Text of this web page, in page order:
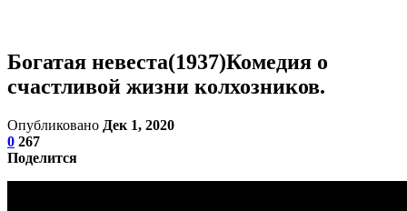
Богатая невеста(1937)Комедия о
счастливой жизни колхозников.
Опубликовано Дек 1, 2020
0 267
Поделится